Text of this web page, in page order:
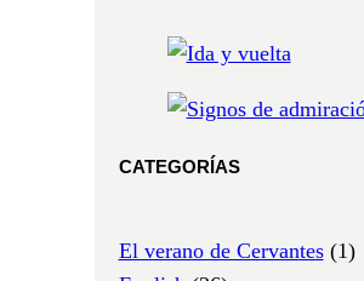
CATEGORÍAS
El verano de Cervantes(1)